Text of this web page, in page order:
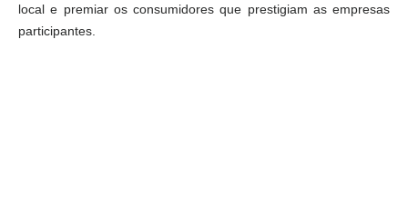
local e premiar os consumidores que prestigiam as empresas
participantes.